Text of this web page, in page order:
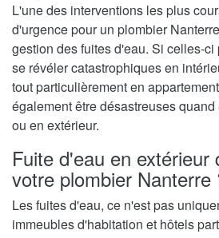
L'une des interventions les plus
d'urgence pour un plombier
gestion des fuites d'eau. Si celles-
se révéler catastrophiques en
tout particulièrement en
également être désastreuses
ou en extérieur.
Fuite d'eau en extérieur
votre plombier Nanterre
Les fuites d'eau, ce n'est pas
immeubles d'habitation et hôtels